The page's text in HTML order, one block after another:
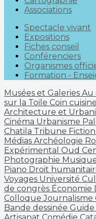
Associations
Spectacle vivant
Expositions
Fiches conseil
Conférenciers
Organismes
Formation -
Musées et Galeries Au
sur la Toile Coin cuisine
Architecture et
Cinéma Urbanisme
Chatila Tribune Fiction
Médias Archéologie
Expérimental Oud
Photographie
Piano Droit
Voyages Université
de congrès Économie
ColloqueJournalisme
Bande dessinée Guide